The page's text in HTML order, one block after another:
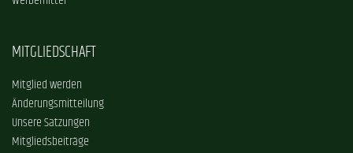
MITGLIEDSCHAFT
Mitglied werden
Änderungsmitteilung
Unsere Satzungen
Mitgliedsbeiträge